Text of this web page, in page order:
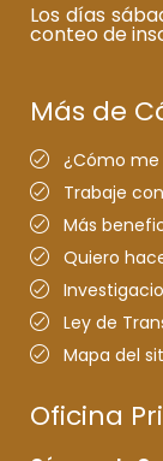
Los días
conteo de
Más de
¿Cómo
Trabaje
Más
Quiero
Ley de
Mapa del
Oficina